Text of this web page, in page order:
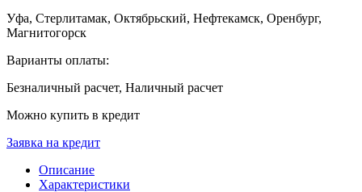
Уфа, Стерлитамак, Октябрьский, Нефтекамск, Оренбург,
Магнитогорск
Варианты оплаты:
Безналичный расчет, Наличный расчет
Можно купить в кредит
Заявка на кредит
Описание
Характеристики